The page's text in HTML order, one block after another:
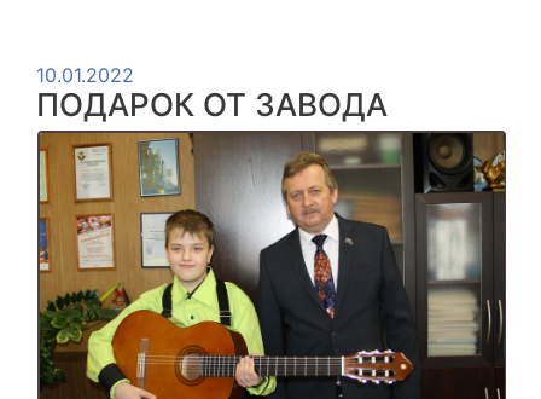
10.01.2022
ПОДАРОК ОТ ЗАВОДА